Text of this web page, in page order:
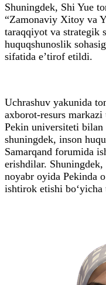
Shuningdek, Shi Yue
“Zamonaviy Xitoy va
taraqqiyot va
huquqshunoslik
sifatida e’tirof etildi.
Uchrashuv yakunida
axborot-resurs
Pekin universiteti bilan
shuningdek, inson
Samarqand forumida
erishdilar.
noyabr oyida Pekinda
ishtirok etishi